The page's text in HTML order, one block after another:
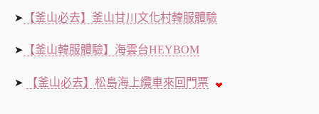
➤ 【釜山必去】釜山甘川文化村韓服體驗
➤ 【釜山韓服體驗】海雲台HEYBOM
➤ 【釜山必去】松島海上纜車來回門票